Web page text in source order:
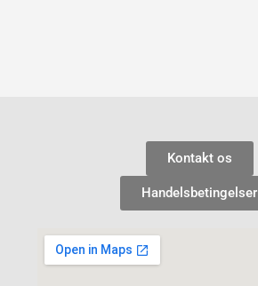
Kontakt os
Handelsbetingelser